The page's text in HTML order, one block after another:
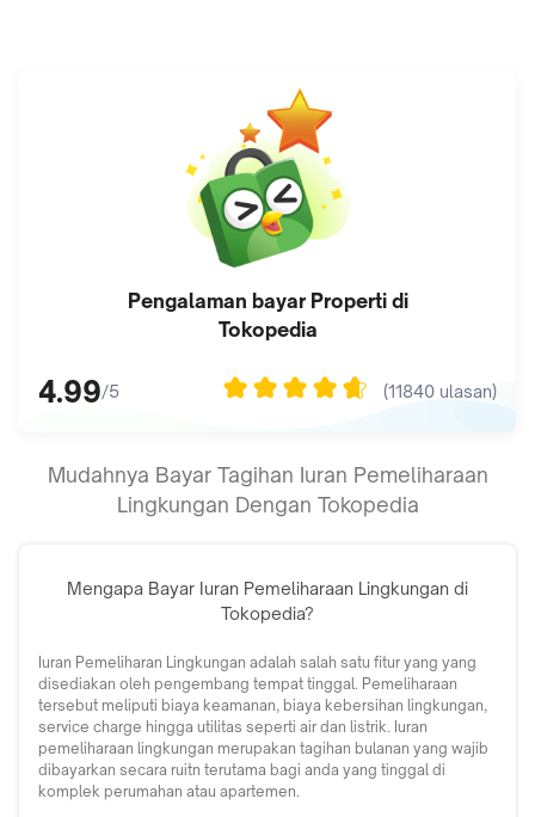
Pengalaman bayar Propertidi
Tokopedia
4.99/5 (11840 ulasan)
Mudahnya Bayar Tagihan Iuran Pemeliharaan
Lingkungan Dengan Tokopedia
Mengapa Bayar Iuran Pemeliharaan Lingkungan di
Tokopedia?
Iuran Pemeliharan Lingkungan adalah salah satu fitur yang yang
disediakan oleh pengembang tempat tinggal. Pemeliharaan
tersebut meliputi biaya keamanan, biaya kebersihan lingkungan,
service charge hingga utilitas seperti air dan listrik. Iuran
pemeliharaan lingkungan merupakan tagihan bulanan yang wajib
dibayarkan secara ruitn terutama bagi anda yang tinggal di
komplek perumahan atau apartemen.